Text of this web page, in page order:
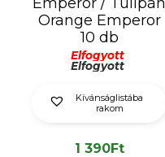
Orange Emperor
10 db
Elfogyott
Elfogyott
Kívánságlistába
rakom
1 390Ft